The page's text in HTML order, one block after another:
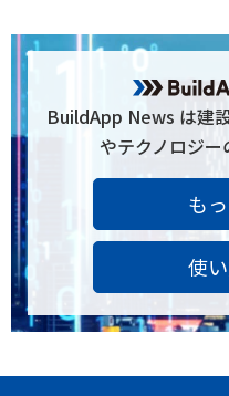
BuildApp News は建
やテクノロジー
も
使